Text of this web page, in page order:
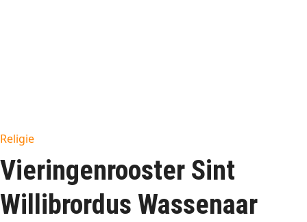
Religie
Vieringenrooster Sint
Willibrordus Wassenaar